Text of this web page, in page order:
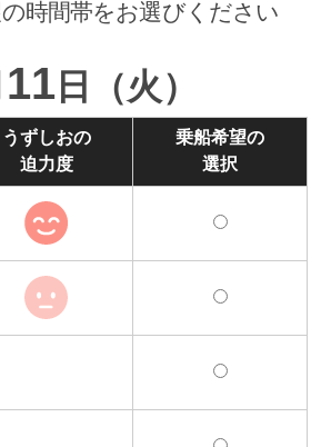
時間帯をお選びください
11 日（火）
うずしおの
迫力度
乗船希望の
選択